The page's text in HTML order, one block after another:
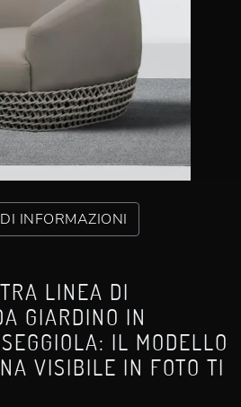
INFORMAZIONI
LINEA DI
GIARDINO IN
IL MODELLO
VISIBILE IN FOTO TI